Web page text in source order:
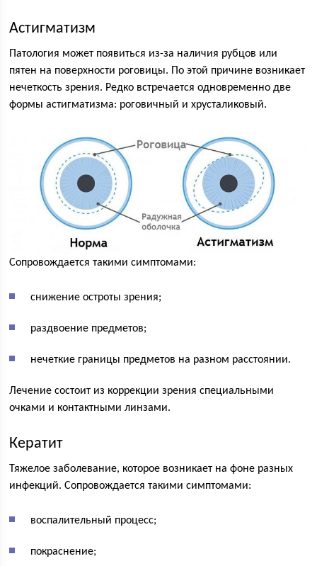
Астигматизм
Патология может появиться из-за наличия рубцов или
пятен на поверхности роговицы. По этой причине возникает
нечеткость зрения. Редко встречается одновременно две
формы астигматизма: роговичный и хрусталиковый.
Сопровождается такими симптомами:
снижение остроты зрения;
раздвоение предметов;
нечеткие границы предметов на разном расстоянии.
Лечение состоит из коррекции зрения специальными
очками и контактными линзами.
Кератит
Тяжелое заболевание, которое возникает на фоне разных
инфекций. Сопровождается такими симптомами:
воспалительный процесс;
покраснение;